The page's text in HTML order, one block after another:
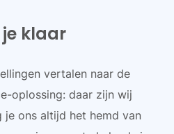
klaar
vertalen naar de
oplossing: daar zijn wij
je ons altijd het hemd van